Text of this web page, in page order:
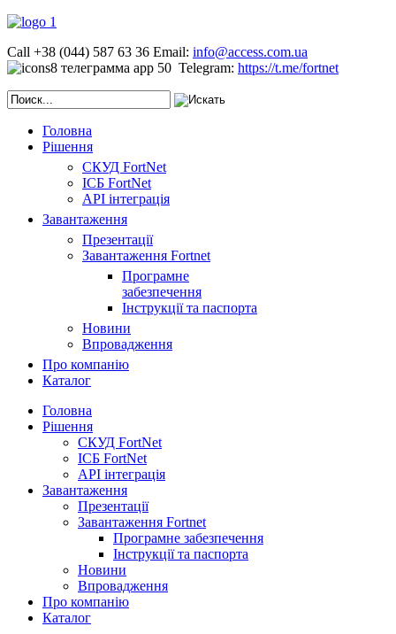
Call +38 (044) 587 63 36 Email: info@access.com.ua
Telegram: https://t.me/fortnet
Головна
Рішення
СКУД FortNet
ІСБ FortNet
API інтеграція
Завантаження
Презентації
Завантаження Fortnet
Програмне
забезпечення
Інструкції та паспорта
Новини
Впровадження
Про компанію
Каталог
Головна
Рішення
СКУД FortNet
ІСБ FortNet
API інтеграція
Завантаження
Презентації
Завантаження Fortnet
Програмне забезпечення
Інструкції та паспорта
Новини
Впровадження
Про компанію
Каталог